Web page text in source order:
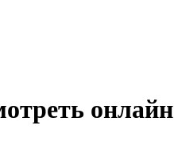
онлайн